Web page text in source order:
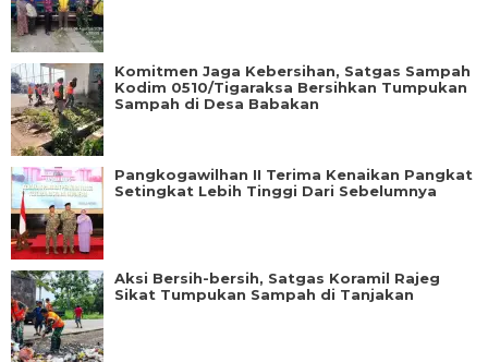
Komitmen Jaga Kebersihan, Satgas Sampah
Kodim 0510/Tigaraksa Bersihkan Tumpukan
Sampah di Desa Babakan
Pangkogawilhan II Terima Kenaikan Pangkat
Setingkat Lebih Tinggi Dari Sebelumnya
Aksi Bersih-bersih, Satgas Koramil Rajeg
Sikat Tumpukan Sampah di Tanjakan